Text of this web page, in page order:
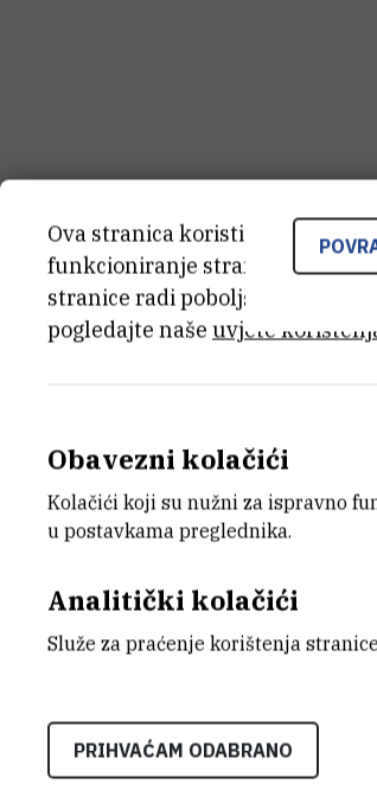
Ova stranica koristi kolačiće.
funkcioniranje stranice, dok se
stranice radi poboljšanja
pogledajte naše uvjete
Obavezni kolačići
Kolačići koji su nužni za ispravno
u postavkama preglednika.
Analitički kolačići
Služe za praćenje korištenja
PRIHVAĆAM ODABRANO